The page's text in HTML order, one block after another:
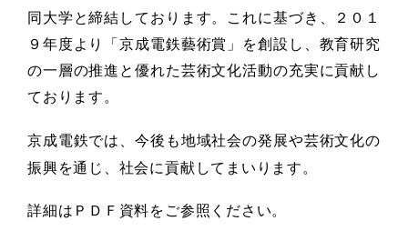
同大学と締結しております。これに基づき、２０１
９年度より「京成電鉄藝術賞」を創設し、教育研究
の一層の推進と優れた芸術文化活動の充実に貢献し
ております。
京成電鉄では、今後も地域社会の発展や芸術文化の
振興を通じ、社会に貢献してまいります。
詳細はＰＤＦ資料をご参照ください。